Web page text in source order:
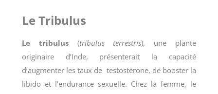
Le Tribulus
Le tribulus(tribulus terrestris), une plante
originaire d’Inde, présenterait la capacité
d’augmenter les taux de testostérone, de booster la
libido et l’endurance sexuelle. Chez la femme, le